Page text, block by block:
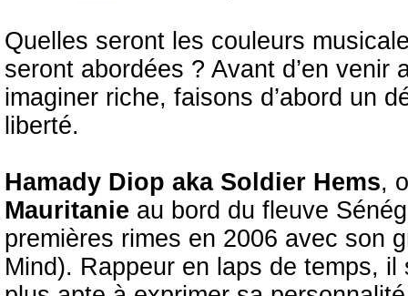
Quelles seront les couleurs
seront abordées ? Avant d’en
imaginer riche, faisons d’abord un
liberté.
Hamady Diop aka Soldier Hems,
Mauritanie au bord du fleuve
premières rimes en 2006 avec son
Mind). Rappeur en laps de temps,